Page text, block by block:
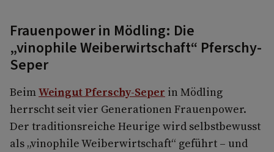
Frauenpower in Mödling: Die
„vinophile Weiberwirtschaft“ Pferschy-
Seper
BeimWeingut Pferschy-Seper in Mödling
herrscht seit vier Generationen Frauenpower.
Der traditionsreiche Heurige wird selbstbewusst
als „vinophile Weiberwirtschaft“ geführt – und